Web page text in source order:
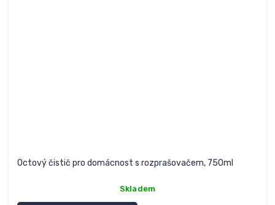
Octový čistič pro domácnost s rozprašovačem, 750ml
Skladem